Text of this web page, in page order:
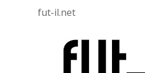
fut-il.net